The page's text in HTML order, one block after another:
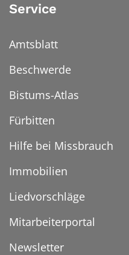
Service
Amtsblatt
Beschwerde
Bistums-Atlas
Fürbitten
Hilfe bei Missbrauch
Immobilien
Liedvorschläge
Mitarbeiterportal
Newsletter